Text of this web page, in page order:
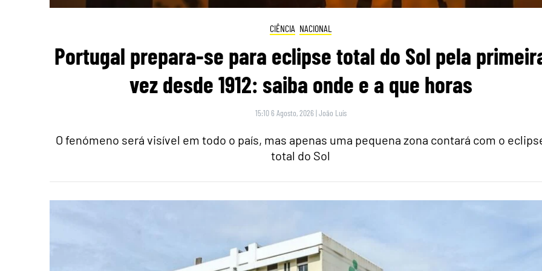
CIÊNCIA NACIONAL
Portugal prepara-se para eclipse total do Sol pela
vez desde 1912: saiba onde e a que horas
15:10 6 Agosto, 2026 |João Luís
O fenómeno será visível em todo o país, mas apenas uma pequena zona contará com o
total do Sol